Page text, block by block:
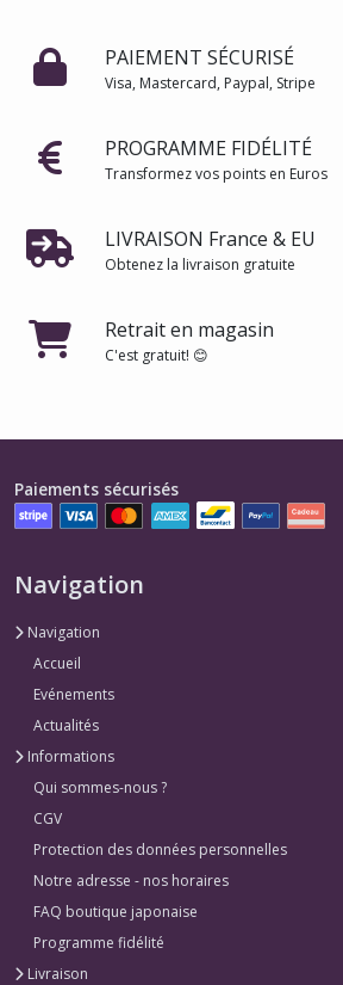
PAIEMENT SÉCURISÉ
Visa, Mastercard, Paypal, Stripe
PROGRAMME FIDÉLITÉ
Transformez vos points en Euros
LIVRAISON France & EU
Obtenez la livraison gratuite
Retrait en magasin
C'est gratuit! 😊
Paiements sécurisés
Navigation
Navigation
Accueil
Evénements
Actualités
Informations
Qui sommes-nous ?
CGV
Protection des données personnelles
Notre adresse - nos horaires
FAQ boutique japonaise
Programme fidélité
Livraison